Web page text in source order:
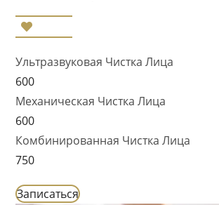
Ультразвуковая Чистка Лица
600
Механическая Чистка Лица
600
Комбинированная Чистка Лица
750
Записаться